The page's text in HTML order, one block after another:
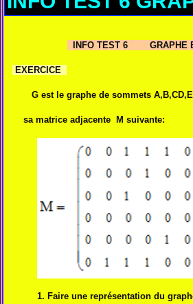
INFO TEST 6
EXERCICE
G est le graphe de sommets
sa matrice adjacente M suivante:
1. Faire une représentation du